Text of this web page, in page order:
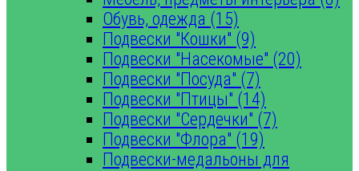
Обувь, одежда (15)
Подвески "Кошки" (9)
Подвески "Насекомые" (20)
Подвески "Посуда" (7)
Подвески "Птицы" (14)
Подвески "Сердечки" (7)
Подвески "Флора" (19)
Подвески-медальоны для